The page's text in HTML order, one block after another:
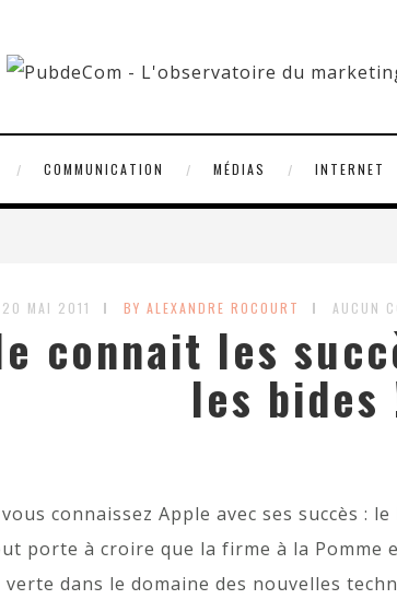
COMMUNICATION MÉDIAS INTERNET
20 MAI 2011 BY ALEXANDRE ROCOURT AUCUN
connait les
les bides
connaissez Apple avec ses succès : le
porte à croire que la firme à la
verte dans le domaine des nouvelles